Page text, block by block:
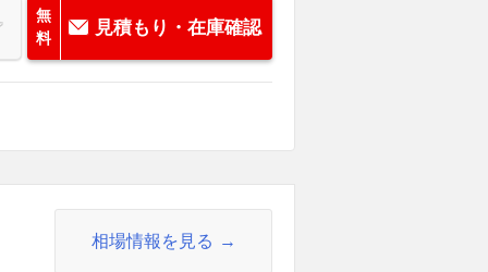
無
料
見積もり・在庫確認
相場情報を見る